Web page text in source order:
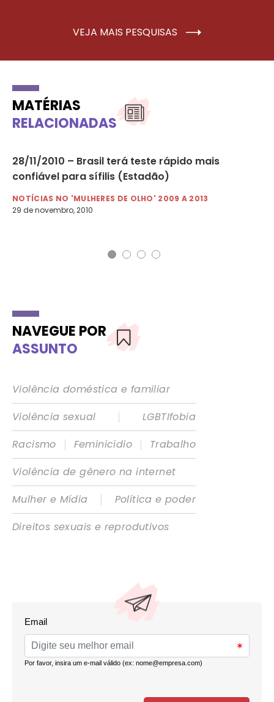
VEJA MAIS PESQUISAS
MATÉRIAS
RELACIONADAS
28/11/2010 – Brasil terá teste rápido mais
confiável para sífilis (Estadão)
NOTÍCIAS NO 'MULHERES DE OLHO' 2009 A 2013
29 de novembro, 2010
NAVEGUE POR
ASSUNTO
Violência doméstica e familiar
Violência sexual
|
LGBTIfobia
Racismo
| Feminicídio |
Trabalho
Violência de gênero na internet
Mulher e Mídia
|
Política e poder
Direitos sexuais e reprodutivos